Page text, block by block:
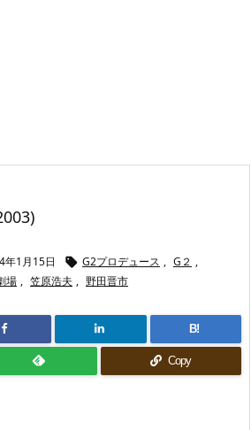
年1月15日  G2プロデュース , G２ ,
場 , 笠原浩夫 , 野田晋市
B!
Copy